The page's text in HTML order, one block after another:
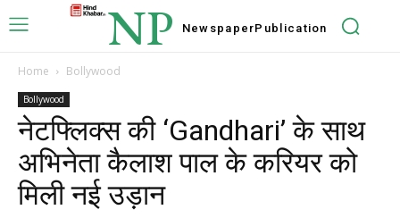
NP NewspaperPublication
Home Bollywood
Bollywood
नेटफ्लिक्स की ‘Gandhari’ के साथ
अभिनेता कैलाश पाल के करियर को
मिली नई उड़ान